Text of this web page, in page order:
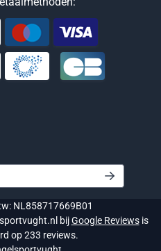
voor de nieuwsbrief
NL858717669B01
bijGoogle Reviewsis
op 233 reviews.